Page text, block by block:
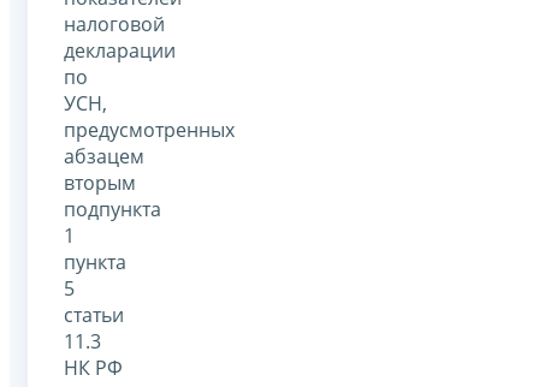
налоговой
декларации
по
УСН,
предусмотренных
абзацем
вторым
подпункта
1
пункта
5
статьи
11.3
НК РФ